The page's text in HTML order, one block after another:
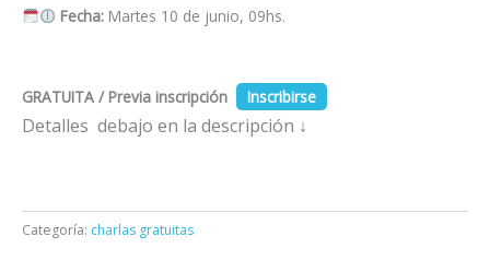
Fecha: Martes 10 de junio, 09hs.
GRATUITA / Previa inscripción Inscribirse
Detalles debajo en la descripción ↓
Categoría: charlas gratuitas